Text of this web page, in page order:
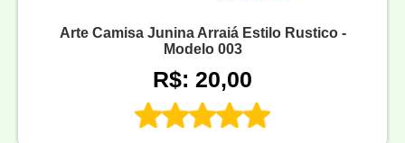
Arte Camisa Junina Arraiá Estilo Rustico -
Modelo 003
R$: 20,00